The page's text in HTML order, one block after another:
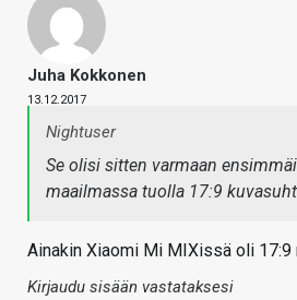
Juha Kokkonen
13.12.2017
Nightuser
Se olisi sitten varmaan
maailmassa tuolla 17:9
Ainakin Xiaomi Mi MIXissä oli 17:9
Kirjaudu sisään vastataksesi